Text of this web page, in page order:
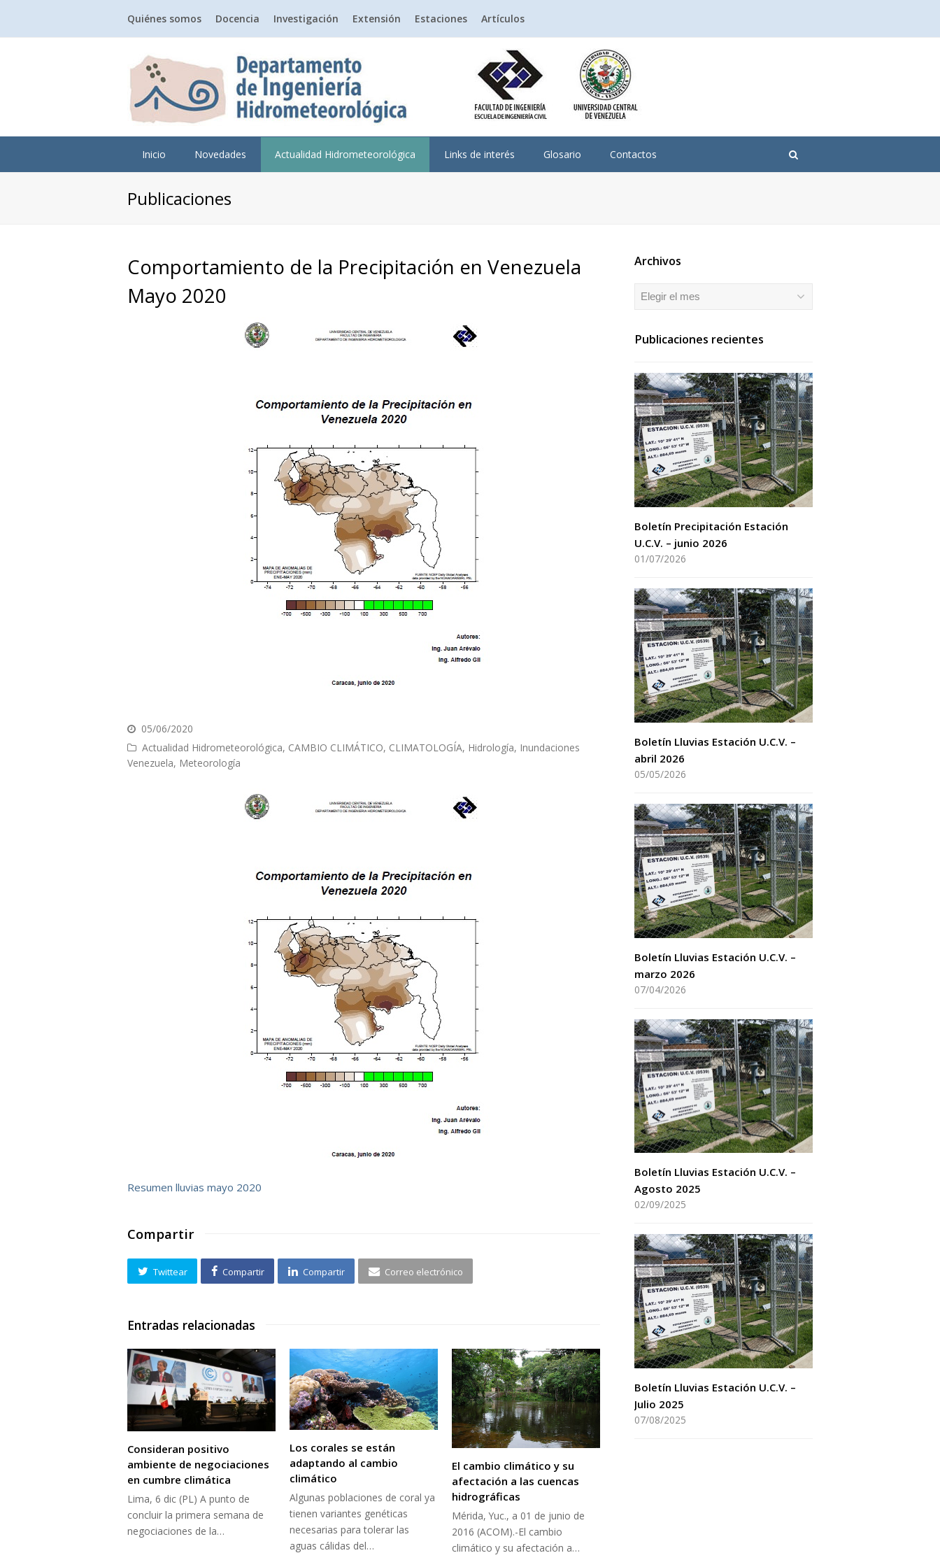
Quiénes somos Docencia Investigación Extensión Estaciones Artículos
Inicio Novedades Actualidad Hidrometeorológica Links de interés Glosario Contactos
Publicaciones
Comportamiento de la Precipitación en Venezuela
Mayo 2020
05/06/2020
Actualidad Hidrometeorológica, CAMBIO CLIMÁTICO, CLIMATOLOGÍA, Hidrología, Inundaciones
Venezuela, Meteorología
Resumen lluvias mayo 2020
Compartir
Twittear Compartir Compartir Correo electrónico
Entradas relacionadas
Consideran positivo
ambiente de negociaciones
en cumbre climática
Lima, 6 dic (PL) A punto de
concluir la primera semana de
negociaciones de la…
Los corales se están
adaptando al cambio
climático
Algunas poblaciones de coral ya
tienen variantes genéticas
necesarias para tolerar las
aguas cálidas del…
El cambio climático y su
afectación a las cuencas
hidrográficas
Mérida, Yuc., a 01 de junio de
2016 (ACOM).-El cambio
climático y su afectación a…
Archivos
Archivos
Publicaciones recientes
Boletín Precipitación Estación
U.C.V. – junio 2026
01/07/2026
Boletín Lluvias Estación U.C.V. –
abril 2026
05/05/2026
Boletín Lluvias Estación U.C.V. –
marzo 2026
07/04/2026
Boletín Lluvias Estación U.C.V. –
Agosto 2025
02/09/2025
Boletín Lluvias Estación U.C.V. –
Julio 2025
07/08/2025